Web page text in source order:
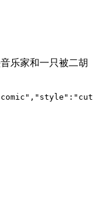
乐家和一只被二胡